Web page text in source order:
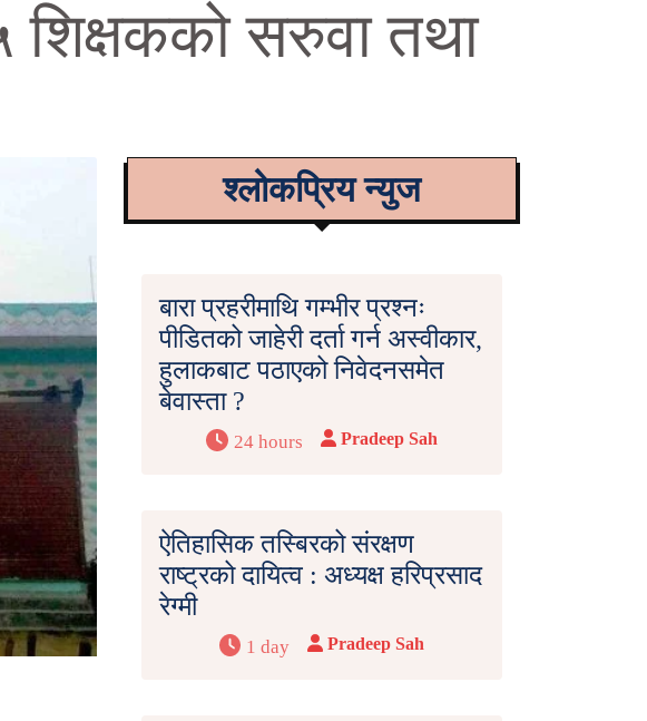
शिक्षकको सरुवा तथा
श्लोकप्रिय न्युज
बारा प्रहरीमाथि गम्भीर प्रश्नः
पीडितको जाहेरी दर्ता गर्न अस्वीकार,
हुलाकबाट पठाएको निवेदनसमेत
बेवास्ता ?
24 hours Pradeep Sah
ऐतिहासिक तस्बिरको संरक्षण
राष्ट्रको दायित्व : अध्यक्ष हरिप्रसाद
रेग्मी
1 day Pradeep Sah